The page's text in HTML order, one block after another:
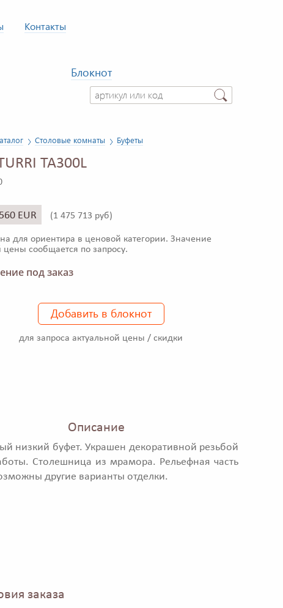
Контакты
Блокнот
Столовые комнаты Буфеты
TA300L
EUR (1 475 713 руб)
для ориентира в ценовой категории. Значение
цены сообщается по запросу.
под заказ
Добавить в блокнот
для запроса актуальной цены / скидки
Описание
низкий буфет. Украшен декоративной резьбой
Столешница из мрамора. Рельефная часть
другие варианты отделки.
заказа